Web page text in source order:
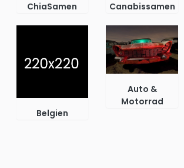
ChiaSamen Canabissamen
Belgien
Auto &
Motorrad